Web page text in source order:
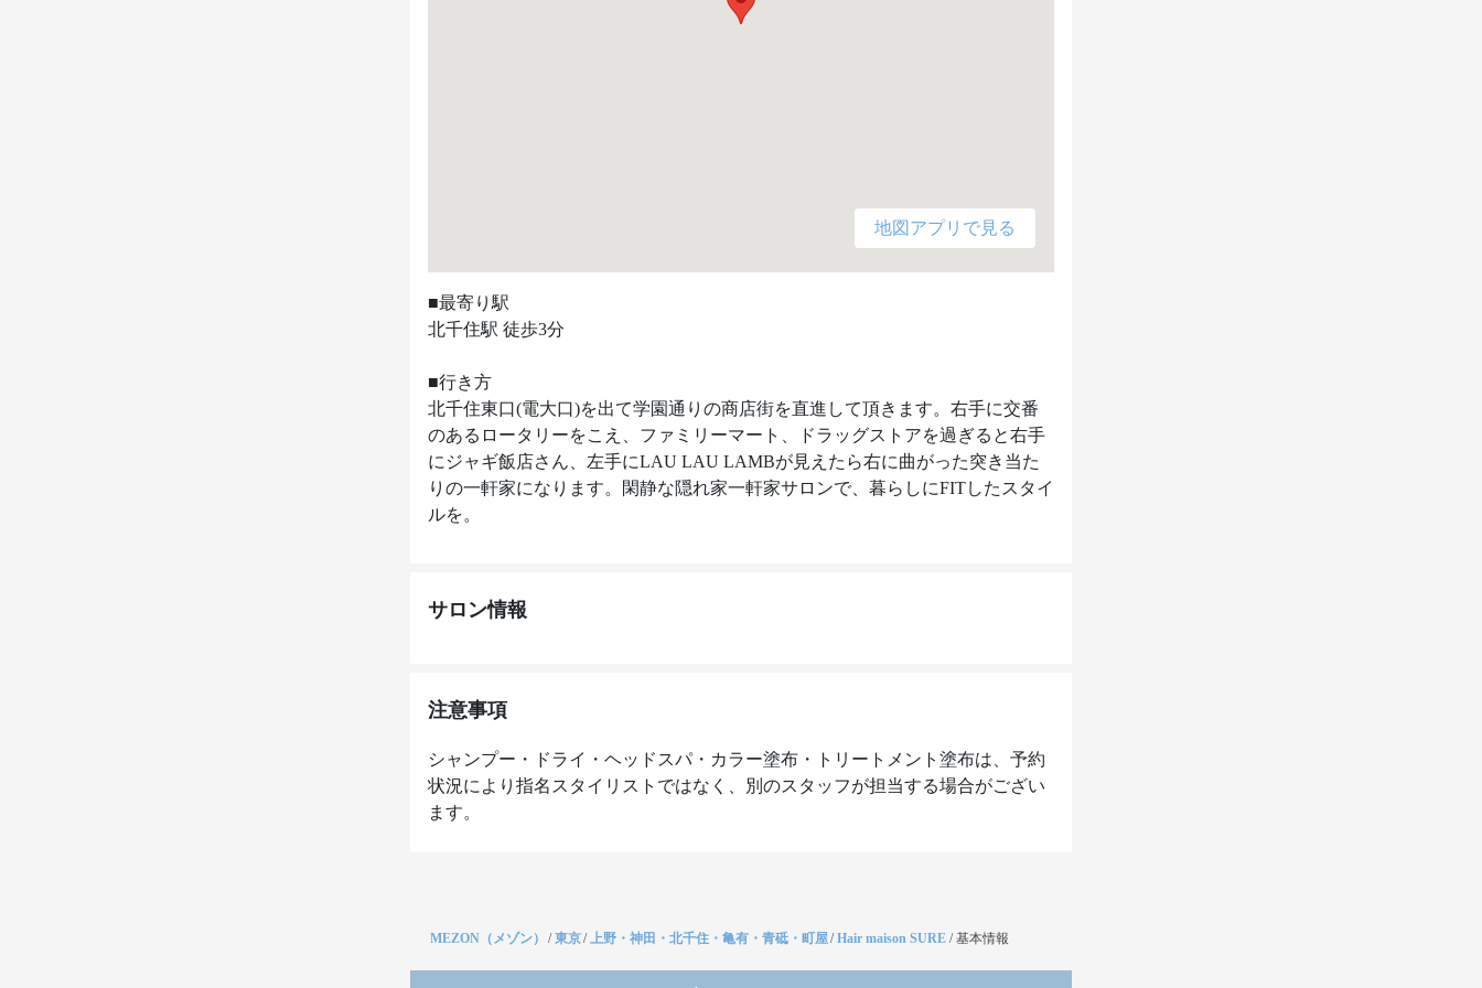
地図アプリで見る
■最寄り駅
北千住駅 徒歩3分
■行き方
北千住東口(電大口)を出て学園通りの商店街を直進して頂きます。右手に交番
のあるロータリーをこえ、ファミリーマート、ドラッグストアを過ぎると右手
にジャギ飯店さん、左手にLAU LAU LAMBが見えたら右に曲がった突き当た
りの一軒家になります。閑静な隠れ家一軒家サロンで、暮らしにFITしたスタイ
ルを。
サロン情報
注意事項
シャンプー・ドライ・ヘッドスパ・カラー塗布・トリートメント塗布は、予約
状況により指名スタイリストではなく、別のスタッフが担当する場合がござい
ます。
MEZON（メゾン） /東京/上野・神田・北千住・亀有・青砥・町屋/Hair maison SURE /基本情報